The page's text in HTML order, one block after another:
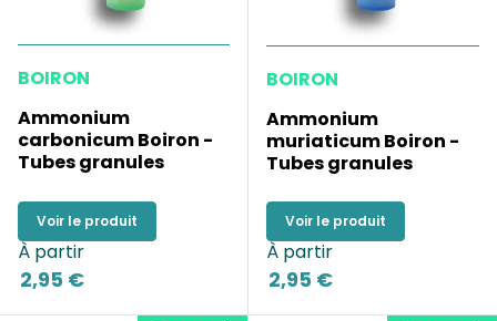
BOIRON
Ammonium
carbonicum Boiron -
Tubes granules
Voir le produit
À partir
2,95 €
BOIRON
Ammonium
muriaticum Boiron -
Tubes granules
Voir le produit
À partir
2,95 €